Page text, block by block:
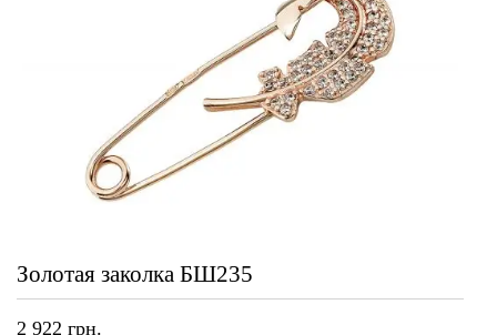
Золотая заколка БШ235
2 922 грн.